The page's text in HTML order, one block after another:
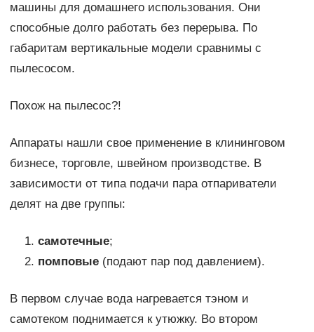
машины для домашнего использования. Они
способные долго работать без перерыва. По
габаритам вертикальные модели сравнимы с
пылесосом.
Похож на пылесос?!
Аппараты нашли свое применение в клининговом
бизнесе, торговле, швейном производстве. В
зависимости от типа подачи пара отпариватели
делят на две группы:
самотечные;
помповые(подают пар под давлением).
В первом случае вода нагревается тэном и
самотеком поднимается к утюжку. Во втором